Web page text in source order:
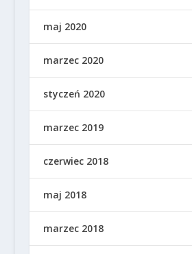
maj 2020
marzec 2020
styczeń 2020
marzec 2019
czerwiec 2018
maj 2018
marzec 2018